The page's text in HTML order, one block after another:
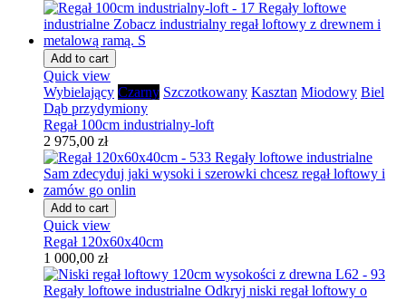
Add to cart
Quick view
Wybielający Czarny Szczotkowany Kasztan Miodowy Biel
Dąb przydymiony
Regał 100cm industrialny-loft
2 975,00 zł
Add to cart
Quick view
Regał 120x60x40cm
1 000,00 zł